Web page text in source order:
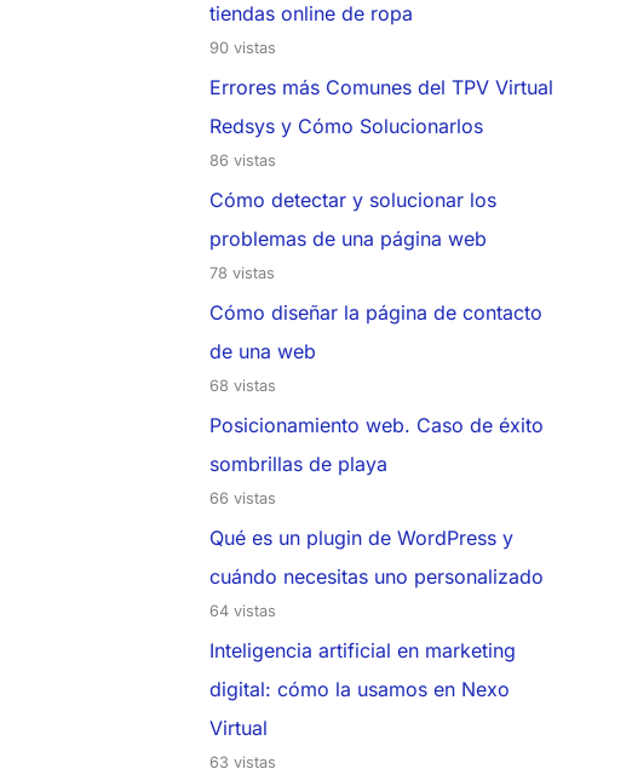
tiendas online de ropa
90 vistas
Errores más Comunes del TPV Virtual
Redsys y Cómo Solucionarlos
86 vistas
Cómo detectar y solucionar los
problemas de una página web
78 vistas
Cómo diseñar la página de contacto
de una web
68 vistas
Posicionamiento web. Caso de éxito
sombrillas de playa
66 vistas
Qué es un plugin de WordPress y
cuándo necesitas uno personalizado
64 vistas
Inteligencia artificial en marketing
digital: cómo la usamos en Nexo
Virtual
63 vistas